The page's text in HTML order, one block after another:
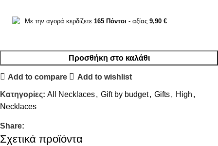
Με την αγορά κερδίζετε 165 Πόντοι - αξίας 9,90 €
Προσθήκη στο καλάθι
Add to compare Add to wishlist
Κατηγορίες: All Necklaces, Gift by budget, Gifts, High ,
Necklaces
Share:
Σχετικά προϊόντα